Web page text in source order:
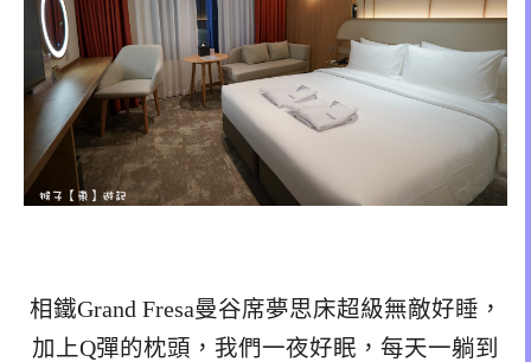
相鐵Grand Fresa曼谷席夢思床超級無敵好睡，
加上Q彈的枕頭，我們一夜好眠，每天一躺到